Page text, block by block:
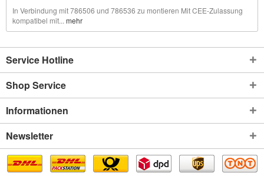
In Verbindung mit 786506 und 786536 zu montieren Mit CEE-Zulassung
kompatibel mit... mehr
Service Hotline
Shop Service
Informationen
Newsletter